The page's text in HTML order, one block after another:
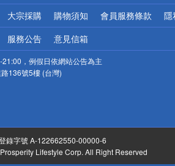
大宗採購 購物須知 會員服務條款 隱
服務公告 意見信箱
，例假日依網站公告為主
136號5樓 (台灣)
錄字號 A-122662550-00000-6
Lifestyle Corp. All Right Reserved